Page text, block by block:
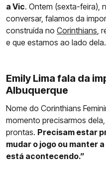
a Vic. Ontem (sexta-feira),
conversar, falamos da
construída no Corinthians ,
e que estamos ao lado
Emily Lima fala da
Albuquerque
Nome do Corinthians
momento precisarmos
prontas. Precisam estar
mudar o jogo ou manter
está acontecendo.”